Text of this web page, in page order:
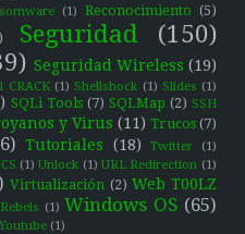
(1) Reconocimiento (5)
Seguridad
(150)
Seguridad Wireless (19)
CRACK (1) Shellshock (1) Slides (1)
SQLi Tools (7) SQLMap (2) SSH
y Virus (11) Trucos (7)
Tutoriales (18) Twitter (1)
(1) Unlock (1) URL Redirection (1)
Virtualización (2) Web T00LZ
(1) Windows OS (65)
Youtube (1)